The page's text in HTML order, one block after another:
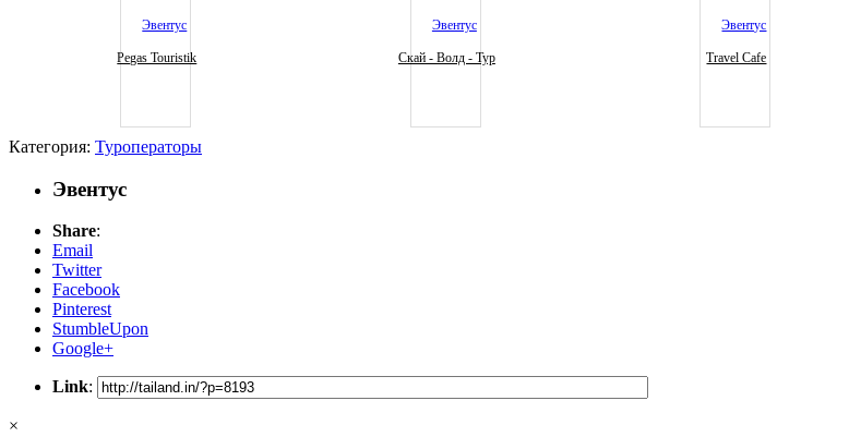
Pegas Touristik Скай - Волд - Тур Travel Cafe
Категория: Туроператоры
Эвентус
Share:
Email
Twitter
Facebook
Pinterest
StumbleUpon
Google+
Link:
×